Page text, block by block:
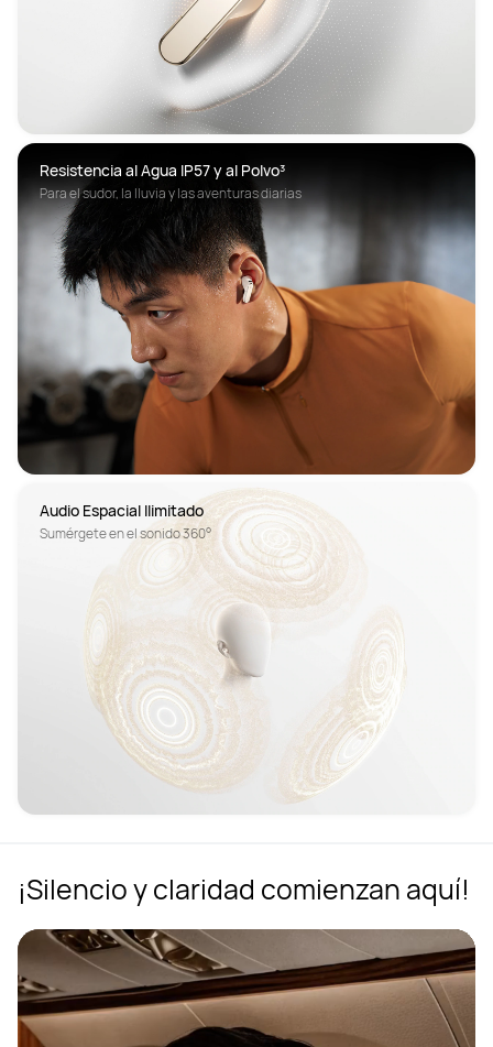
Resistencia al Agua IP57 y al Polvo³
Para el sudor, la lluvia y las aventuras diarias
Audio Espacial Ilimitado
Sumérgete en el sonido 360°
¡Silencio y claridad comienzan aquí!